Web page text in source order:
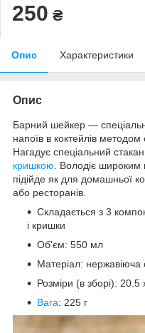
250 ₴
Опис Характеристики
Опис
Барний шейкер —
напоїв в коктейлів
Нагадує спеціальний
кришкою . Володіє широким
підійде як для домашньої
або ресторанів.
Складається з 3
і кришки
Об'єм: 550 мл
Матеріал: нержавіюча
Розміри (в зборі):
Вага: 225 г